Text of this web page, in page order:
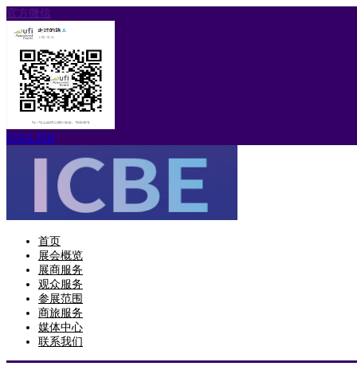
官方微信
ENGLISH
首页
展会概览
展商服务
观众服务
参展范围
商旅服务
媒体中心
联系我们